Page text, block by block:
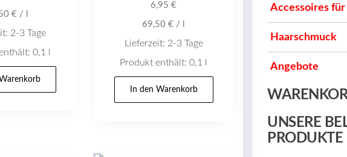
€/
2-3 Tage
0,1
6,95€
69,50€ /
Lieferzeit: 2-3 Tage
Produkt enthält: 0,1
In den Warenkorb
Accessoires
Haarschmuck
Angebote
UNSERE
PRODUKTE